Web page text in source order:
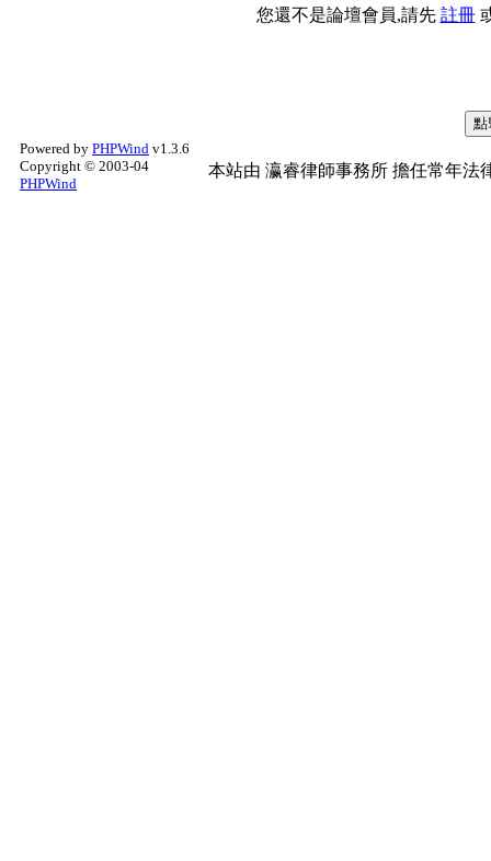
您還不是論壇會員,請先 註冊
Powered by PHPWind v1.3.6
Copyright © 2003-04
PHPWind
本站由 瀛睿律師事務所 擔任常年法